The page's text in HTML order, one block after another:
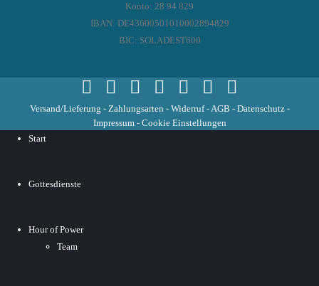
Konto: 28 94 829
IBAN: DE43600501010002894829
BIC: SOLADEST600
Versand/Lieferung - Zahlungsarten - Widerruf-AGB - Datenschutz-
Impressum- Cookie Einstellungen
Start
Gottesdienste
Hour of Power
Team